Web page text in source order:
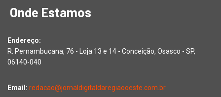
Onde Estamos
Endereço:
R. Pernambucana, 76 - Loja 13 e 14 - Conceição, Osasco - SP,
06140-040
Email: redacao@jornaldigitaldaregiaooeste.com.br